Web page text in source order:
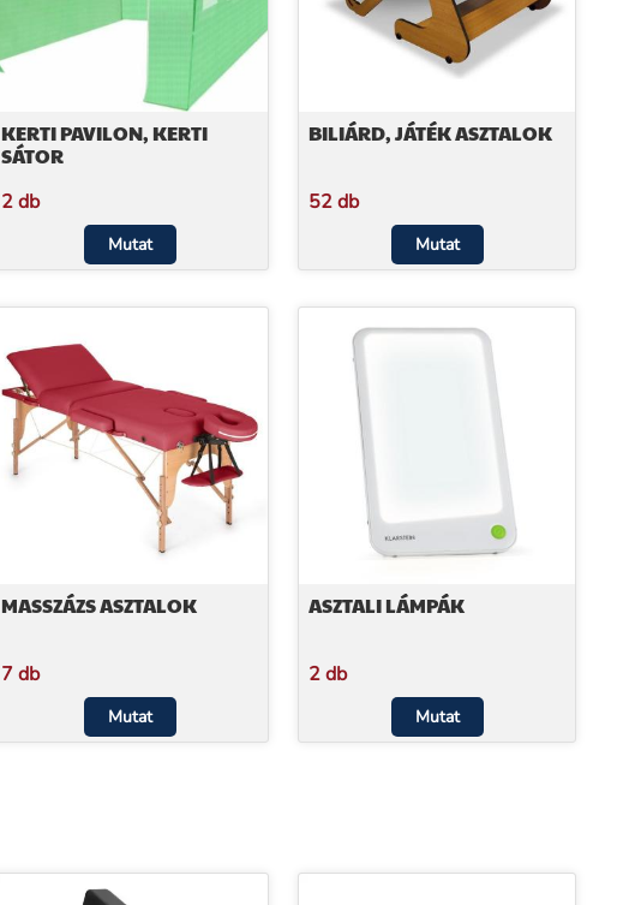
KERTI PAVILON, KERTI
SÁTOR
2 db
Mutat
BILIÁRD, JÁTÉK ASZTALOK
52 db
Mutat
MASSZÁZS ASZTALOK
7 db
Mutat
ASZTALI LÁMPÁK
2 db
Mutat